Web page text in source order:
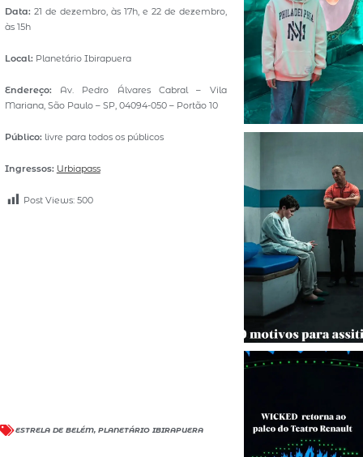
Data: 21 de dezembro, às 17h, e 22 de dezembro,
às 15h
Local: Planetário Ibirapuera
Endereço: Av. Pedro Álvares Cabral – Vila
Mariana, São Paulo – SP, 04094-050 – Portão 10
Público: livre para todos os públicos
Ingressos: Urbiapass
Post Views: 500
ESTRELA DE BELÉM, PLANETÁRIO IBIRAPUERA